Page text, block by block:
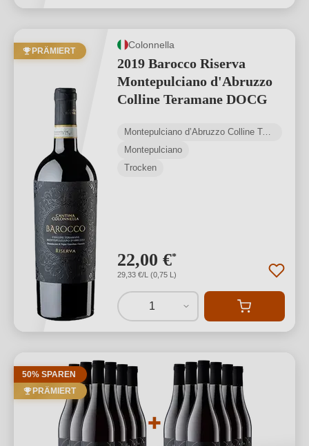
PRÄMIERT
Colonnella
2019 Barocco Riserva
Montepulciano d'Abruzzo
Colline Teramane DOCG
Montepulciano d’Abruzzo Colline Teramane DOCG
Montepulciano
Trocken
22,00 €*
29,33 €/L (0,75 L)
1
50% SPAREN
PRÄMIERT